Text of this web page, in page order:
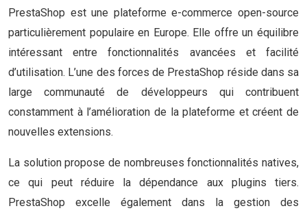
PrestaShop est une plateforme e-commerce open-source
particulièrement populaire en Europe. Elle offre un équilibre
intéressant entre fonctionnalités avancées et facilité
d’utilisation. L’une des forces de PrestaShop réside dans sa
large communauté de développeurs qui contribuent
constamment à l’amélioration de la plateforme et créent de
nouvelles extensions.
La solution propose de nombreuses fonctionnalités natives,
ce qui peut réduire la dépendance aux plugins tiers.
PrestaShop excelle également dans la gestion des